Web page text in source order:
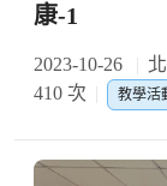
康-1
2023-10-26
410 次
教學活